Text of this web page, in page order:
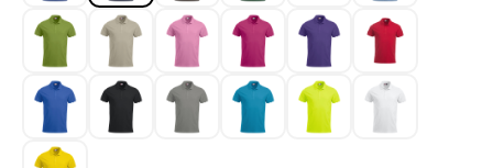
Hellgrün 67Hellkhaki 815Hellpink 250Kirsche 300Lila 44 Rot 35
Royal Blau 55Schwarz 99Silber 94 Türkis 54Warnschutz Grün